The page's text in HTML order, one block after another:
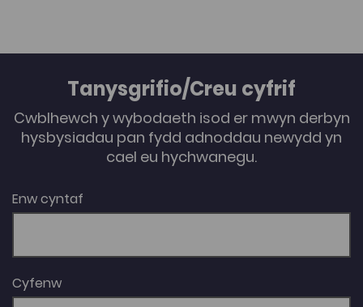
Tanysgrifio/Creu cyfrif
Cwblhewch y wybodaeth isod er mwyn derbyn
hysbysiadau pan fydd adnoddau newydd yn
cael eu hychwanegu.
Enw cyntaf
Cyfenw